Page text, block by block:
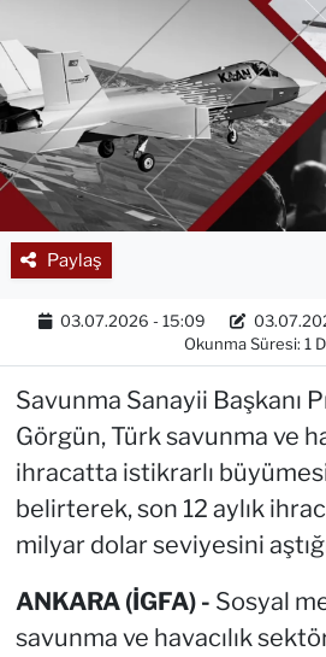
Paylaş
03.07.2026 - 15:09
Okunma Süresi: 1
Savunma Sanayii Başkanı
Görgün, Türk savunma ve
ihracatta istikrarlı
belirterek, son 12 aylık
milyar dolar seviyesini
ANKARA (İGFA) - Sosyal
savunma ve havacılık